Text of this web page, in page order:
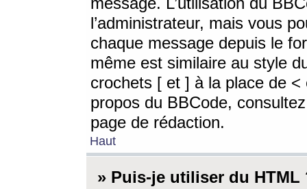
l’administrateur, mais vous
chaque message depuis le
même est similaire au style
crochets [ et ] à la place de <
propos du BBCode,
page de rédaction.
Haut
» Puis-je utiliser du HTML